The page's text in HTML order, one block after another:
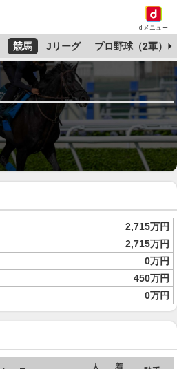
dメニュー
競馬 Jリーグ プロ野球（2軍）
2,715万円
2,715万円
0万円
450万円
0万円
人
着